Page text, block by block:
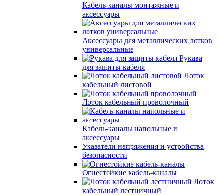
Кабель-каналы монтажные и
аксессуары
Аксессуары для металлических лотков
универсальные
Рукава
для защиты кабеля
Лоток
кабельный листовой
Лоток кабельный проволочный
Кабель-каналы напольные и
аксессуары
Указатели напряжения и устройства
безопасности
Огнестойкие кабель-каналы
Лоток
кабельный лестничный